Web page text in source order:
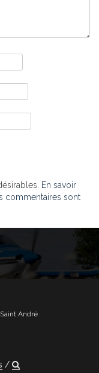
En savoir
commentaires sont
André